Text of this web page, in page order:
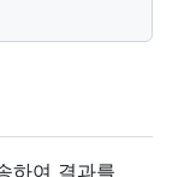
하여 결과를